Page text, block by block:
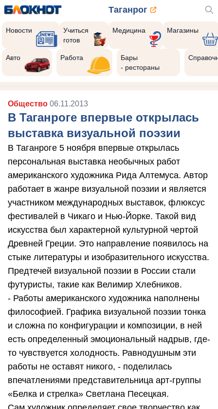
Таганрог
Новости
Учиться
готов
Медицина Магазины
Авто Работа
Бары
- рестораны
Общество 06.11.2013
В Таганроге впервые открылась
выставка визуальной поэзии
В Таганроге 5 ноября впервые открылась
персональная выставка необычных работ
американского художника Рида Алтемуса. Автор
работает в жанре визуальной поэзии и является
участником международных выставок, флюксус
фестивалей в Чикаго и Нью-Йорке. Такой вид
искусства был характерной культурной чертой
Древней Греции. Это направление появилось на
стыке литературы и изобразительного искусства.
Предтечей визуальной поэзии в России стали
футуристы, такие как Велимир Хлебников.
- Работы американского художника наполнены
философией. Графика визуальной поэзии тонка
и сложна по конфигурации и композиции, в ней
есть определенный эмоциональный надрыв, где-
то чувствуется холодность. Равнодушным эти
работы не оставят никого, - поделилась
впечатлениями представительница арт-группы
«Белка и стрелка» Светлана Песецкая.